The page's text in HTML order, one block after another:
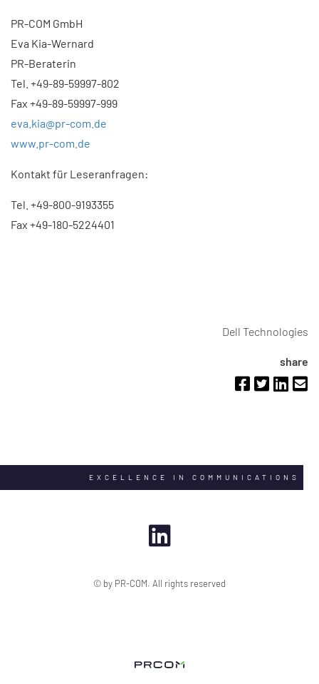
PR-COM GmbH
Eva Kia-Wernard
PR-Beraterin
Tel. +49-89-59997-802
Fax +49-89-59997-999
eva.kia@pr-com.de
www.pr-com.de
Kontakt für Leseranfragen:
Tel. +49-800-9193355
Fax +49-180-5224401
Dell Technologies
share
EXCELLENCE IN COMMUNICATIONS
© by PR-COM. All rights reserved